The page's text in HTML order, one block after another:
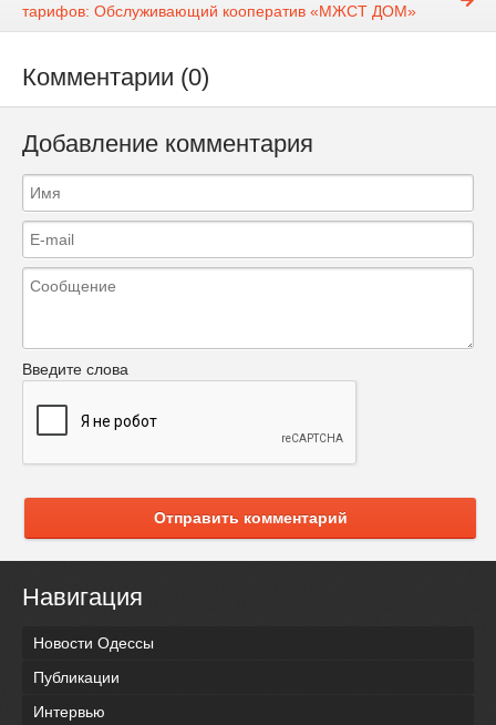
тарифов: Обслуживающий кооператив «МЖСТ ДОМ»
Комментарии (0)
Добавление комментария
Введите слова
Отправить комментарий
Навигация
Новости Одессы
Публикации
Интервью